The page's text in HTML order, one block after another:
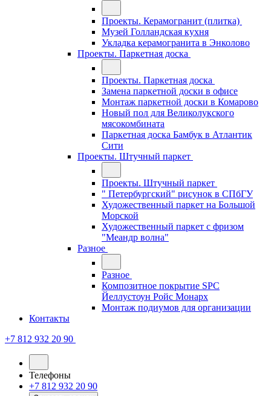
Проекты. Керамогранит (плитка)
Музей Голландская кухня
Укладка керамогранита в Энколово
Проекты. Паркетная доска
Проекты. Паркетная доска
Замена паркетной доски в офисе
Монтаж паркетной доски в Комарово
Новый пол для Великолукского
мясокомбината
Паркетная доска Бамбук в Атлантик
Сити
Проекты. Штучный паркет
Проекты. Штучный паркет
" Петербургский" рисунок в СПбГУ
Художественный паркет на Большой
Морской
Художественный паркет с фризом
"Меандр волна"
Разное
Разное
Композитное покрытие SPC
Йеллустоун Ройс Монарх
Монтаж подиумов для организации
Контакты
+7 812 932 20 90
Телефоны
+7 812 932 20 90